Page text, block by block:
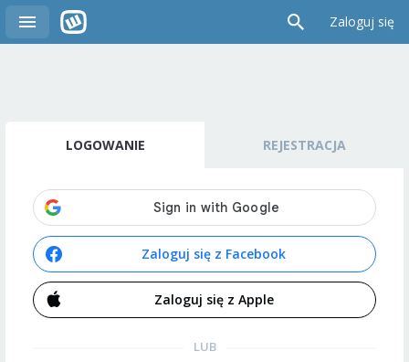
Zaloguj się
LOGOWANIE REJESTRACJA
Zaloguj się z Facebook
Zaloguj się z Apple
LUB